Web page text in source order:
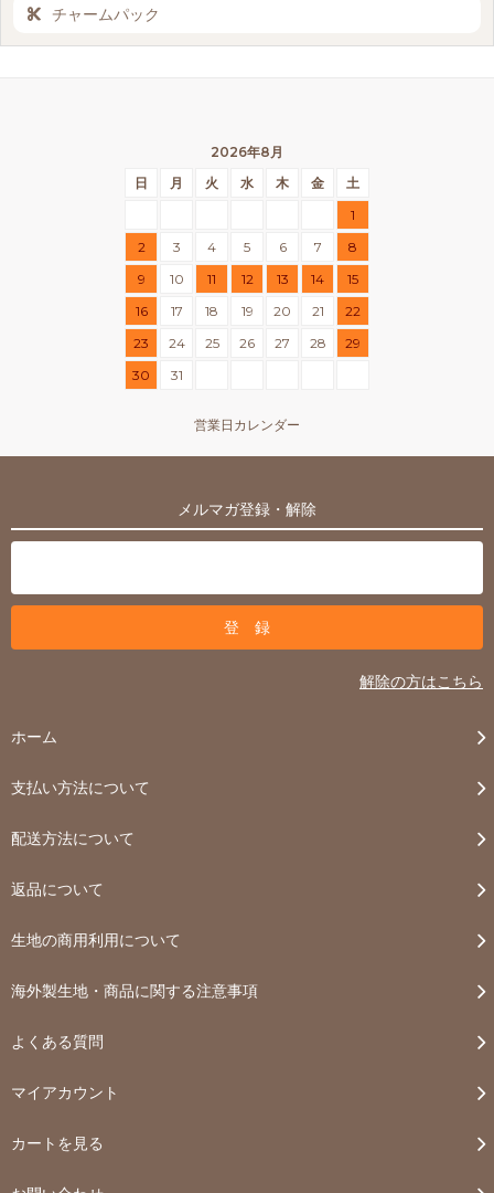
チャームパック
2026年8月
日
月 火 水 木 金
土
1
2
3 4 5 6 7
8
9
10 11 12 13 14
15
16
17 18 19 20 21
22
23
24 25 26 27 28
29
30
31
営業日カレンダー
メルマガ登録・解除
解除の方はこちら
ホーム
支払い方法について
配送方法について
返品について
生地の商用利用について
海外製生地・商品に関する注意事項
よくある質問
マイアカウント
カートを見る